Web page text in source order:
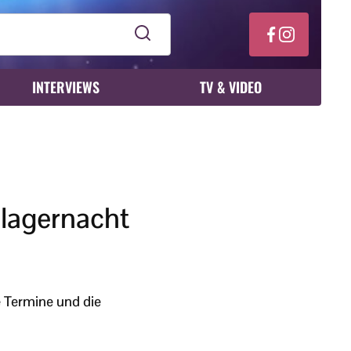
INTERVIEWS TV & VIDEO
und die